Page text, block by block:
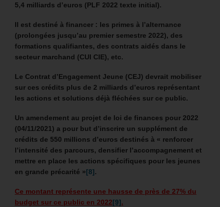
5,4 milliards d’euros (PLF 2022 texte initial).
Il est destiné à financer : les primes à l’alternance
(prolongées jusqu’au premier semestre 2022), des
formations qualifiantes, des contrats aidés dans le
secteur marchand (CUI CIE), etc.
Le Contrat d’Engagement Jeune (CEJ) devrait mobiliser
sur ces crédits plus de 2 milliards d’euros représentant
les actions et solutions déjà fléchées sur ce public.
Un amendement au projet de loi de finances pour 2022
(04/11/2021) a pour but d’inscrire un supplément de
crédits de 550 millions d’euros destinés à « renforcer
l’intensité des parcours, densifier l’accompagnement et
mettre en place les actions spécifiques pour les jeunes
en grande précarité »[8].
Ce montant représente une hausse de près de 27% du
budget sur ce public en 2022[9].